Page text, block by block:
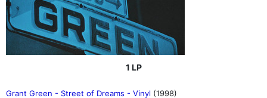
1 LP
Grant Green - Street of Dreams - Vinyl (1998)